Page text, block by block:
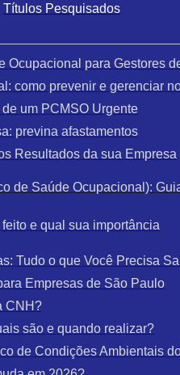
Títulos Pesquisados
Ocupacional para Gestores
como prevenir e gerenciar
um PCMSO Urgente
previna afastamentos
Resultados da sua Empresa
de Saúde Ocupacional):
e qual sua importância
Tudo o que Você Precisa
Empresas de São Paulo
CNH?
são e quando realizar?
de Condições Ambientais